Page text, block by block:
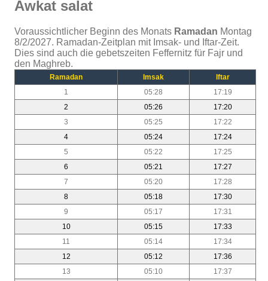
Awkat salat
Voraussichtlicher Beginn des Monats Ramadan Montag
8/2/2027. Ramadan-Zeitplan mit Imsak- und Iftar-Zeit.
Dies sind auch die gebetszeiten Feffernitz für Fajr und
den Maghreb.
Ramadan Imsak
Iftar
1
05:28
17:19
2
05:26
17:20
3
05:25
17:22
4
05:24
17:24
5
05:22
17:25
6
05:21
17:27
7
05:20
17:28
8
05:18
17:30
9
05:17
17:31
10
05:15
17:33
11
05:14
17:34
12
05:12
17:36
13
05:10
17:37